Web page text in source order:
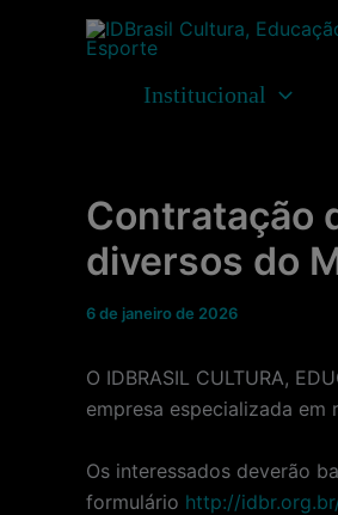
Institucional
Contratação
diversos do
6 de janeiro de 2026
O IDBRASIL CULTURA,
empresa especializada
Os interessados deverão
formulário http://